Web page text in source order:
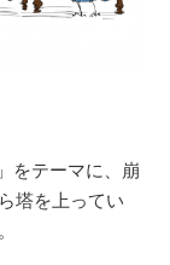
」をテーマに、崩
塔を上ってい